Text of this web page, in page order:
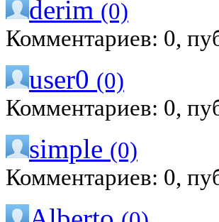
derim (0)
Комментариев: 0,
user0 (0)
Комментариев: 0,
simple (0)
Комментариев: 0,